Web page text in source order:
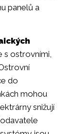
panelů a
s ostrovními,
do
mohou
snižují